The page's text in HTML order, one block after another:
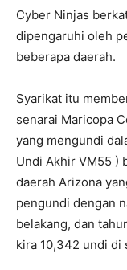
Cyber ​​Ninjas
dipengaruhi oleh
beberapa daerah.
Syarikat itu
senarai Maricopa
yang mengundi
Undi Akhir VM55 )
daerah Arizona
pengundi dengan
belakang, dan
kira 10,342 undi di